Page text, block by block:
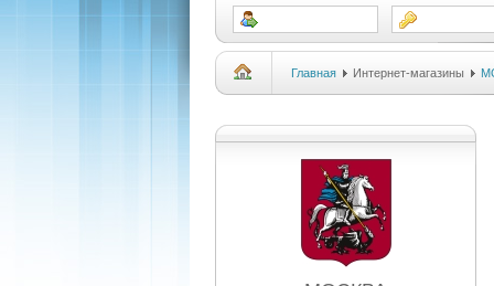
Главная Интернет-магазины